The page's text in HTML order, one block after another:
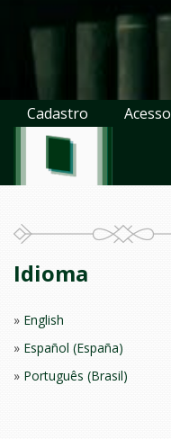
Cadastro Acesso
Idioma
English
Español (España)
Português (Brasil)